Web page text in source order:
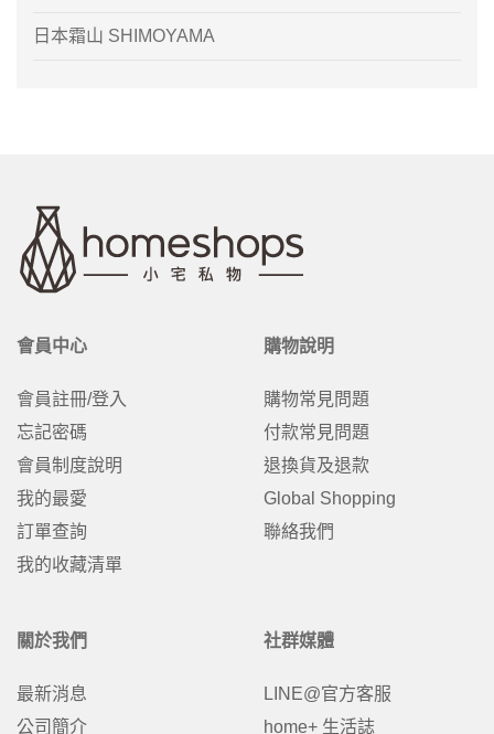
日本霜山 SHIMOYAMA
會員中心
會員註冊/登入
忘記密碼
會員制度說明
我的最愛
訂單查詢
我的收藏清單
購物說明
購物常見問題
付款常見問題
退換貨及退款
Global Shopping
聯絡我們
關於我們
最新消息
公司簡介
社群媒體
LINE@官方客服
home+ 生活誌